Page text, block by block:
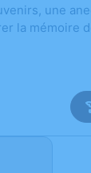
une
la mémoire